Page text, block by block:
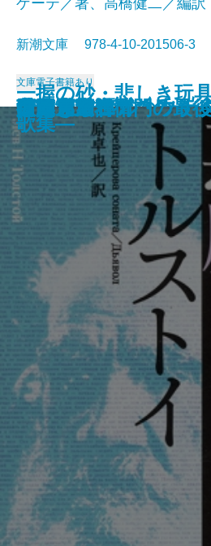
愛と死
絵のない絵本
田舎教師
変身
硝子戸の中
田園交響楽
倫敦塔・幻影の盾
光あるうち光の中を
真理先生
ゲーテ格言集
ゲーテ／著、高橋健二／編訳
新潮文庫 978-4-10-201506-
文庫電子書籍あり
クロイツェル・ソ
一握の砂・悲しき玩
歌集―
行人
人間ぎらい
蒲団・重右衛門の最後
こころ
白鯨〔下〕
白鯨〔上〕
彼岸過迄
ぼく東綺譚